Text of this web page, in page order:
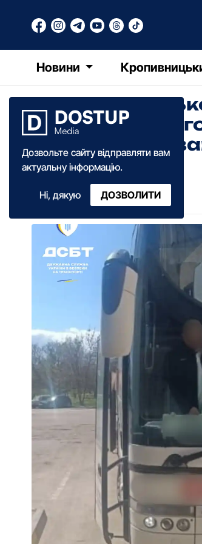
Новини
Дозвольте сайту відправляти вам
актуальну інформацію.
Ні, дякую ДОЗВОЛИТИ
У
12 травня·2026